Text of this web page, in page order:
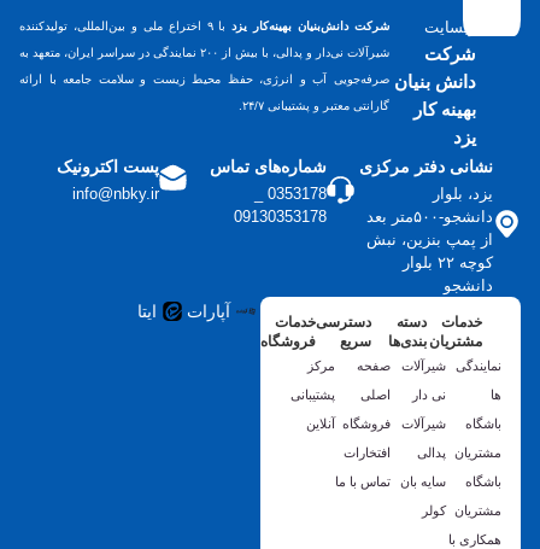
وبسایت
شرکت
دانش بنیان
بهینه کار
یزد
شرکت دانش‌بنیان بهینه‌کار یزد
با ۹ اختراع ملی و بین‌المللی، تولیدکننده
شیرآلات نی‌دار و پدالی، با بیش از ۲۰۰ نمایندگی در سراسر ایران، متعهد به
صرفه‌جویی آب و انرژی، حفظ محیط زیست و سلامت جامعه با ارائه
گارانتی معتبر و پشتیبانی ۲۴/۷.
نشانی دفتر مرکزی
یزد، بلوار
دانشجو-۵۰۰متر بعد
از پمپ بنزین، نبش
کوچه ۲۲ بلوار
دانشجو
شماره‌های تماس
09130353178
پست اکترونیک
info@nbky.ir
خدمات
مشتریان
نمایندگی
ها
باشگاه
مشتریان
باشگاه
مشتریان
همکاری با
دسته
بندی‌ها
شیرآلات
نی دار
شیرآلات
پدالی
سایه بان
کولر
دسترسی
سریع
صفحه
اصلی
فروشگاه
افتخارات
تماس با ما
خدمات
فروشگاه
مرکز
پشتیبانی
آنلاین
آپارات ایتا